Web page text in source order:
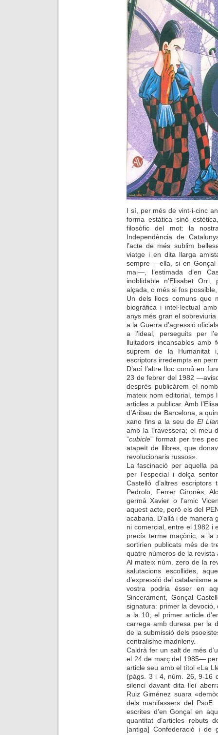
I sí, per més de vint-i-cinc
forma estàtica sinó
filosòfic del mot: la
Independència de
l’acte de més sublim
viatge i en dita llarga
sempre —ella, si en Gonçal
mai—, l’estimada d’en
inoblidable n’Elisabet
alçada, o més si fos possible,
Un dels llocs comuns que
biogràfica i intel·lectual
anys més gran el
a la Guerra d’agressió
a l’ideal, perseguits per
lluitadors incansables
suprem de la Humanitat
escriptors irredempts en
D’ací l’altre lloc comú en
23 de febrer del 1982
després publicàrem el
mateix nom editorial, temps
articles a publicar. Amb
d’Aribau de Barcelona, a
xano fins a la seu de El
amb la Travessera; el meu
”cubicle” format per tres
atapeït de llibres, que
revolucionaris russos».
La fascinació per aquella
per l’especial i dolça
Castelló d’altres
Pedrolo, Ferrer Gironès,
germà Xavier o l’amic
aquest acte, però els del
acabaria. D’allà i de manera
ni comercial, entre el 1982 i
precís terme maçònic, a la
sortirien publicats més de
quatre números de la
Al mateix núm. zero de la
salutacions escollides,
d’expressió del catalanisme
vostra podria ésser en
Sincerament, Gonçal
signatura: primer la devoció,
a la 10, el primer article
carrega amb duresa per la
de la submissió dels
centralisme madrileny.
Caldrà fer un salt de més
el 24 de març del 1985—
article seu amb el títol «La
(pàgs. 3 i 4, núm. 26, 9-16
silenci davant dita llei
Ruiz Giménez suara
dels manifassers del
escrites d’en Gonçal en
quantitat d’articles rebuts
[antiga] Confederació i de